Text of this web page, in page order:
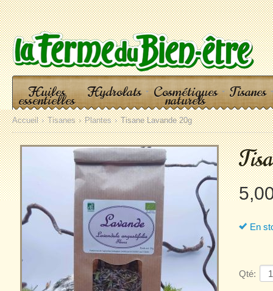
Huiles
essentielles Hydrolats Cosmétiques
naturels Tisanes
Accueil Tisanes Plantes Tisane Lavande 20g
En
Qté: